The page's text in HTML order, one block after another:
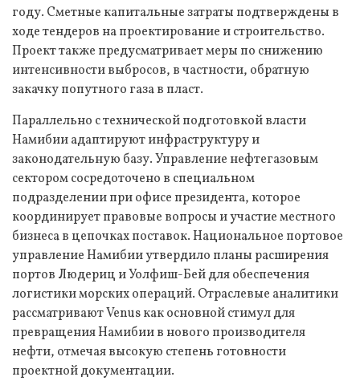
году. Сметные капитальные затраты подтверждены в
ходе тендеров на проектирование и строительство.
Проект также предусматривает меры по снижению
интенсивности выбросов, в частности, обратную
закачку попутного газа в пласт.
Параллельно с технической подготовкой власти
Намибии адаптируют инфраструктуру и
законодательную базу. Управление нефтегазовым
сектором сосредоточено в специальном
подразделении при офисе президента, которое
координирует правовые вопросы и участие местного
бизнеса в цепочках поставок. Национальное портовое
управление Намибии утвердило планы расширения
портов Людериц и Уолфиш-Бей для обеспечения
логистики морских операций. Отраслевые аналитики
рассматривают Venus как основной стимул для
превращения Намибии в нового производителя
нефти, отмечая высокую степень готовности
проектной документации.